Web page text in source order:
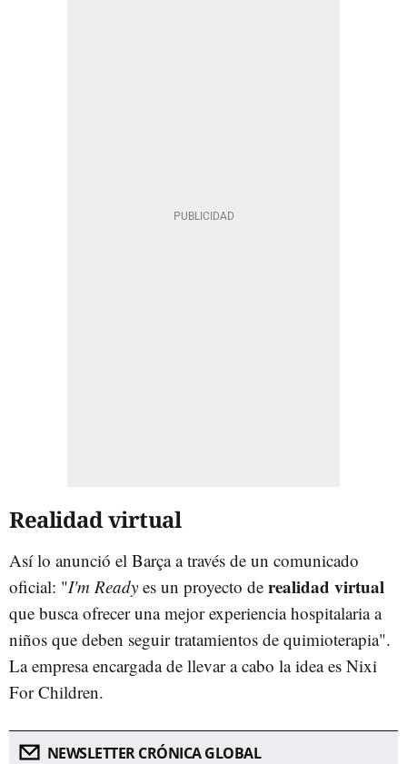
Realidad virtual
Así lo anunció el Barça a través de un comunicado
oficial: "I'm Ready es un proyecto de realidad virtual
que busca ofrecer una mejor experiencia hospitalaria a
niños que deben seguir tratamientos de quimioterapia".
La empresa encargada de llevar a cabo la idea es Nixi
For Children.
NEWSLETTER CRÓNICA GLOBAL